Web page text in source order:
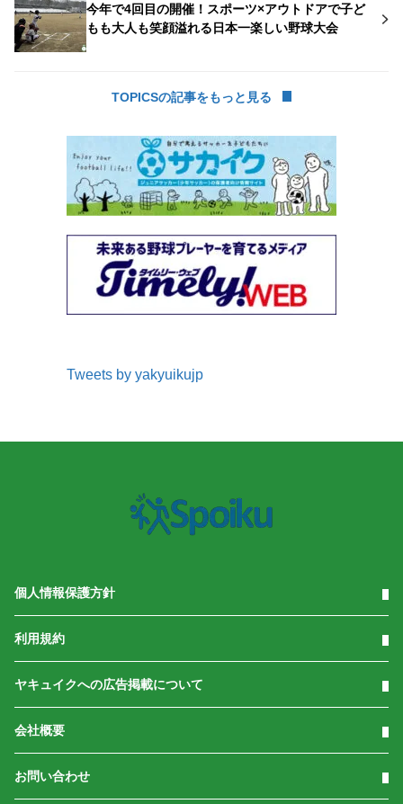
今年で4回目の開催！スポーツ×アウトドアで子ど
もも大人も笑顔溢れる日本一楽しい野球大会
TOPICSの記事をもっと見る
Tweets by yakyuikujp
個人情報保護方針
利用規約
ヤキュイクへの広告掲載について
会社概要
お問い合わせ